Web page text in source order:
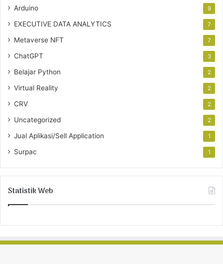
Arduino 9
EXECUTIVE DATA ANALYTICS 7
Metaverse NFT 7
ChatGPT 3
Belajar Python 2
Virtual Reality 2
CRV 2
Uncategorized 2
Jual Aplikasi/Sell Application 1
Surpac 1
Statistik Web